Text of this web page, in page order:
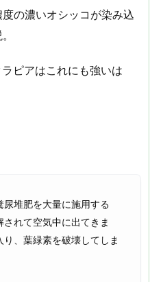
の濃いオシッコが染み込
ピアはこれにも強いは
堆肥を大量に施用する
れて空気中に出てきま
、葉緑素を破壊してしま